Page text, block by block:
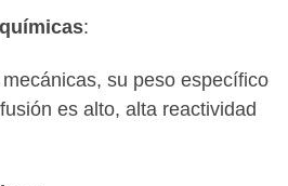
:
su peso específico
es alto, alta reactividad